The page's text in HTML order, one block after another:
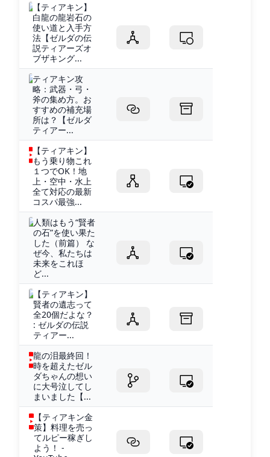
【ティアキン】
白龍の龍岩石の
使い道と入手方
法【ゼルダの伝
説ティアーズオ
ブザキング...
ティアキン攻
略：武器・弓・
斧の集め方。お
すすめの補充場
所は？【ゼルダ
ティアー...
【ティアキン】
もう乗り物これ
１つでOK！地
上・空中・水上
全て対応の最新
コスパ最強...
人類はもう“賢者
の石”を使い果た
した（前篇） な
ぜ今、私たちは
未来をこれほ
ど...
【ティアキン】
賢者の遺志って
全20個だよな？
: ゼルダの伝説
ティアー...
龍の泪最終回！
時を超えたゼル
ダちゃんの想い
に大号泣してし
まいました【...
【ティアキン金
策】料理を売っ
てルピー稼ぎし
よう！ -